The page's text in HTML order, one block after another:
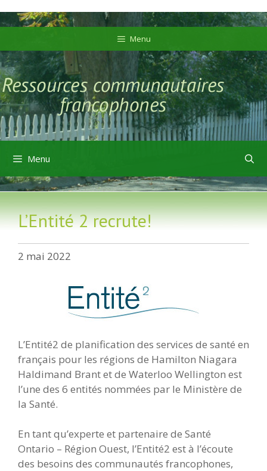
Aller
contenu
Aller
contenu
Menu
Menu
L’Entité 2 recrute!
2 mai 2022
L’Entité2 de planification des services de santé en
français pour les régions de Hamilton Niagara
Haldimand Brant et de Waterloo Wellington est
l’une des 6 entités nommées par le Ministère de
la Santé.
En tant qu’experte et partenaire de Santé
Ontario – Région Ouest, l’Entité2 est à l’écoute
des besoins des communautés francophones,